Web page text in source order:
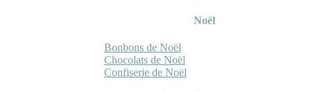
Noël
Bonbons de Noël
Chocolats de Noël
Confiserie de Noël